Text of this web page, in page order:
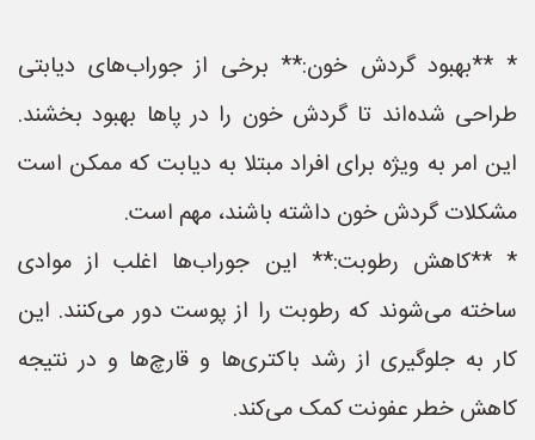
* **بهبود گردش خون:** برخی از جوراب‌های دیابتی
طراحی شده‌اند تا گردش خون را در پاها بهبود بخشند.
این امر به ویژه برای افراد مبتلا به دیابت که ممکن است
مشکلات گردش خون داشته باشند، مهم است.
* **کاهش رطوبت:** این جوراب‌ها اغلب از موادی
ساخته می‌شوند که رطوبت را از پوست دور می‌کنند. این
کار به جلوگیری از رشد باکتری‌ها و قارچ‌ها و در نتیجه
کاهش خطر عفونت کمک می‌کند.